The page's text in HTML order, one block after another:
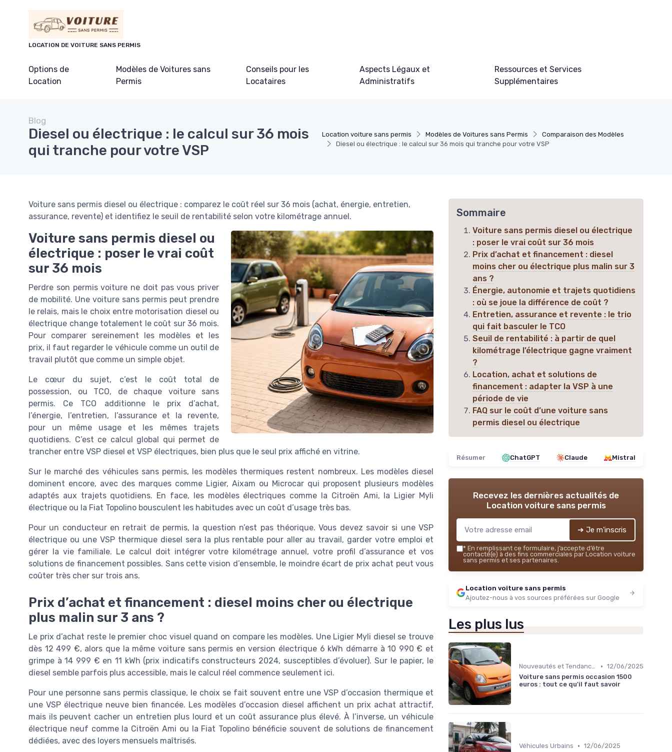
LOCATION DE VOITURE SANS PERMIS
Options de
Location
Modèles de Voitures sans
Permis
Conseils pour les
Locataires
Aspects Légaux et
Administratifs
Ressources et Services
Supplémentaires
Location voiture sans permis Modèles de Voitures sans Permis
Comparaison des Modèles
Diesel ou électrique : le calcul sur 36 mois qui tranche pour votre VSP
Blog
Diesel ou électrique : le calcul sur 36 mois
qui tranche pour votre VSP
Voiture sans permis diesel ou électrique : comparez le coût réel sur 36 mois (achat, énergie, entretien,
assurance, revente) et identifiez le seuil de rentabilité selon votre kilométrage annuel.
Voiture sans permis diesel ou
électrique : poser le vrai coût
sur 36 mois
Perdre son permis voiture ne doit pas vous priver
de mobilité. Une voiture sans permis peut prendre
le relais, mais le choix entre motorisation diesel ou
électrique change totalement le coût sur 36 mois.
Pour comparer sereinement les modèles et les
prix, il faut regarder le véhicule comme un outil de
travail plutôt que comme un simple objet.
Le cœur du sujet, c’est le coût total de
possession, ou TCO, de chaque voiture sans
permis. Ce TCO additionne le prix d’achat,
l’énergie, l’entretien, l’assurance et la revente,
pour un même usage et les mêmes trajets
quotidiens. C’est ce calcul global qui permet de
trancher entre VSP diesel et VSP électriques, bien plus que le seul prix affiché en vitrine.
Sur le marché des véhicules sans permis, les modèles thermiques restent nombreux. Les modèles diesel
dominent encore, avec des marques comme Ligier, Aixam ou Microcar qui proposent plusieurs modèles
adaptés aux trajets quotidiens. En face, les modèles électriques comme la Citroën Ami, la Ligier Myli
électrique ou la Fiat Topolino bousculent les habitudes avec un coût d’usage très bas.
Pour un conducteur en retrait de permis, la question n’est pas théorique. Vous devez savoir si une VSP
électrique ou une VSP thermique diesel sera la plus rentable pour aller au travail, garder votre emploi et
gérer la vie familiale. Le calcul doit intégrer votre kilométrage annuel, votre profil d’assurance et vos
solutions de financement possibles. Sans cette vision d’ensemble, le moindre écart de prix achat peut vous
coûter très cher sur trois ans.
Prix d’achat et financement : diesel moins cher ou électrique
plus malin sur 3 ans ?
Le prix d’achat reste le premier choc visuel quand on compare les modèles. Une Ligier Myli diesel se trouve
dès 12 499 €, alors que la même voiture sans permis en version électrique 6 kWh démarre à 10 990 € et
grimpe à 14 999 € en 11 kWh (prix indicatifs constructeurs 2024, susceptibles d’évoluer). Sur le papier, le
diesel semble parfois plus accessible, mais le calcul réel commence seulement ici.
Pour une personne sans permis classique, le choix se fait souvent entre une VSP d’occasion thermique et
une VSP électrique neuve bien financée. Les modèles d’occasion diesel affichent un prix achat attractif,
mais ils peuvent cacher un entretien plus lourd et un coût assurance plus élevé. À l’inverse, un véhicule
électrique neuf comme la Citroën Ami ou la Fiat Topolino bénéficie souvent de solutions de financement
dédiées, avec des loyers mensuels maîtrisés.
Sommaire
Voiture sans permis diesel ou électrique
: poser le vrai coût sur 36 mois
Prix d’achat et financement : diesel
moins cher ou électrique plus malin sur 3
ans ?
Énergie, autonomie et trajets quotidiens
: où se joue la différence de coût ?
Entretien, assurance et revente : le trio
qui fait basculer le TCO
Seuil de rentabilité : à partir de quel
kilométrage l’électrique gagne vraiment
?
Location, achat et solutions de
financement : adapter la VSP à une
période de vie
FAQ sur le coût d’une voiture sans
permis diesel ou électrique
Résumer ChatGPT Claude Mistral
Recevez les dernières actualités de
Location voiture sans permis
➔ Je m'inscris
* En remplissant ce formulaire, j’accepte d’être
contacté(e) à des fins commerciales par Location voiture
sans permis et ses partenaires.
Location voiture sans permis
Ajoutez-nous à vos sources préférées sur Google
Les plus lus
Nouveautés et Tendances • 12/06/2025
Voiture sans permis occasion 1500
euros : tout ce qu'il faut savoir
Véhicules Urbains • 12/06/2025